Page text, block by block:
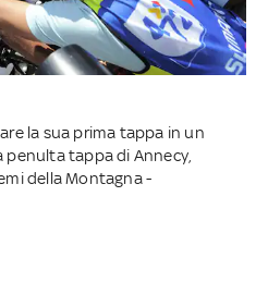
la sua prima tappa in un
penulta tappa di Annecy,
della Montagna -